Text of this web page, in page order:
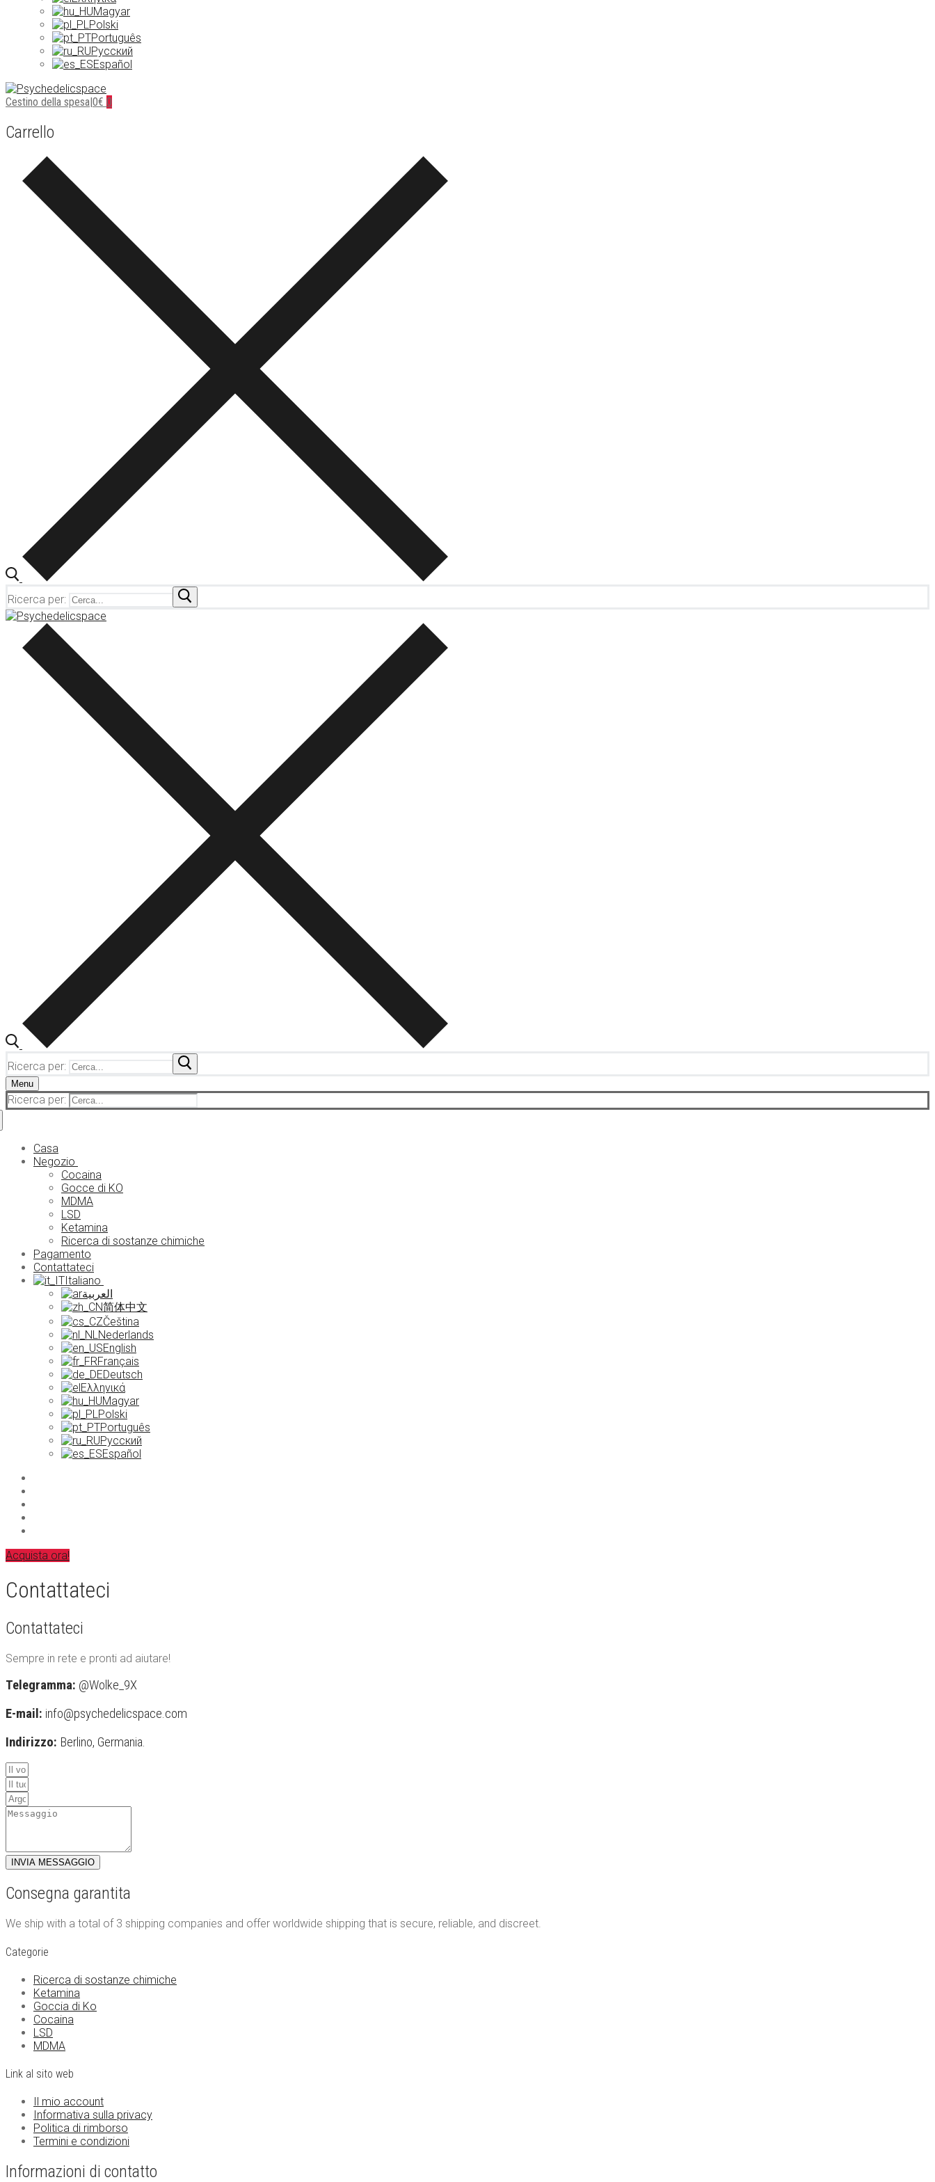
Magyar
Polski
Português
Русский
Español
Cestino della spesa|0€ 0
Carrello
Ricerca per:
Ricerca per:
Menu
Ricerca per:
Casa
Negozio
Cocaina
Gocce di KO
MDMA
LSD
Ketamina
Ricerca di sostanze chimiche
Pagamento
Contattateci
Italiano
العربية
简体中文
Čeština
Nederlands
English
Français
Deutsch
Ελληνικά
Magyar
Polski
Português
Русский
Español
Acquista ora!
Contattateci
Contattateci
Sempre in rete e pronti ad aiutare!
Telegramma: @Wolke_9X
E-mail: info@psychedelicspace.com
Indirizzo: Berlino, Germania.
INVIA MESSAGGIO
Consegna garantita
We ship with a total of 3 shipping companies and offer worldwide shipping that is secure, reliable, and discreet.
Categorie
Ricerca di sostanze chimiche
Ketamina
Goccia di Ko
Cocaina
LSD
MDMA
Link al sito web
Il mio account
Informativa sulla privacy
Politica di rimborso
Termini e condizioni
Informazioni di contatto